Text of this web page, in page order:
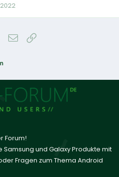
WhatsApp
E-Mail
Forum!
und Galaxy Produkte mit
Fragen zum Thema Android